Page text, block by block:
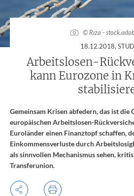
© Rıza -
18.12.2018,
Arbeitslosen-
kann Eurozone in
Gemeinsam Krisen abfedern, das ist die
europäischen Arbeitslosen-
Euroländer einen Finanztopf schaffen,
Einkommensverluste durch
als sinnvollen Mechanismus sehen,
Transferunion.